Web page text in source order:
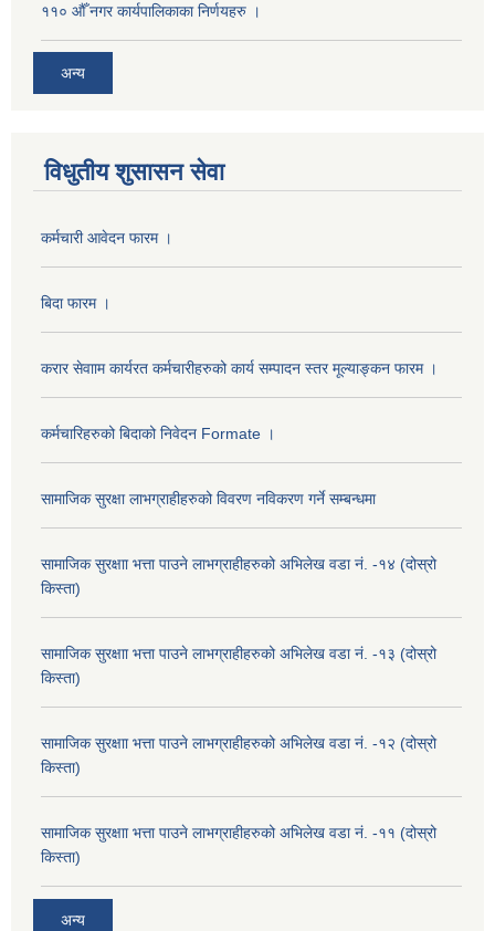
११० औँ नगर कार्यपालिकाका निर्णयहरु ।
अन्य
विधुतीय शुसासन सेवा
कर्मचारी आवेदन फारम ।
बिदा फारम ।
करार सेवााम कार्यरत कर्मचारीहरुको कार्य सम्पादन स्तर मूल्याङ्कन फारम ।
कर्मचारिहरुको बिदाको निवेदन Formate ।
सामाजिक सुरक्षा लाभग्राहीहरुको विवरण नविकरण गर्ने सम्बन्धमा
सामाजिक सुरक्षाा भत्ता पाउने लाभग्राहीहरुको अभिलेख वडा नं. -१४ (दोस्रो
किस्ता)
सामाजिक सुरक्षाा भत्ता पाउने लाभग्राहीहरुको अभिलेख वडा नं. -१३ (दोस्रो
किस्ता)
सामाजिक सुरक्षाा भत्ता पाउने लाभग्राहीहरुको अभिलेख वडा नं. -१२ (दोस्रो
किस्ता)
सामाजिक सुरक्षाा भत्ता पाउने लाभग्राहीहरुको अभिलेख वडा नं. -११ (दोस्रो
किस्ता)
अन्य